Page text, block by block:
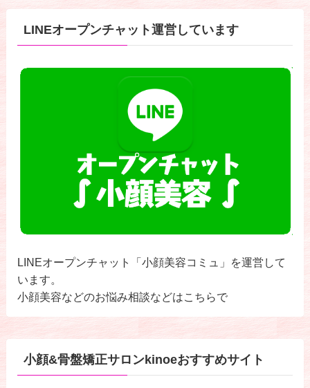
LINEオープンチャット運営しています
LINEオープンチャット「小顔美容コミュ」を運営して
います。
小顔美容などのお悩み相談などはこちらで
小顔&骨盤矯正サロンkinoeおすすめサイト